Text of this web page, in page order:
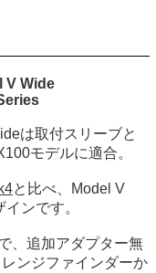
V Wide
は取付スリーブと
モデルに適合。
と比べ、Model V
ンです。
、追加アダプター無
ンジファインダーか